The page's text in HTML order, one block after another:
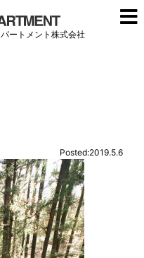
ートメント株式会社
Posted:2019.5.6